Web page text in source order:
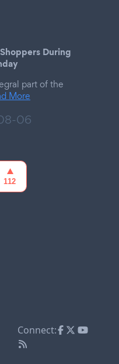
During
part of the
More
06
Connect: